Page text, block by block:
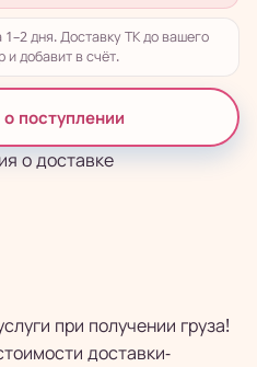
1–2 дня. Доставку ТК до вашего
и добавит в счёт.
поступлении
о доставке
при получении груза!
доставки-